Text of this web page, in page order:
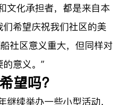
文化承担者，都是来自本
希望庆祝我们社区的美
社区意义重大，但同样对
意义。”
望吗？
继续举办一些小型活动，